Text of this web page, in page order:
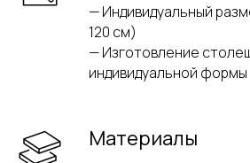
— Индивидуальный
120 см)
— Изготовление
индивидуальной формы
Материалы